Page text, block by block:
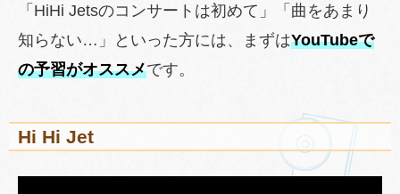
「HiHi Jetsのコンサートは初めて」「曲をあまり
知らない…」といった方には、まずはYouTubeで
の予習がオススメです。
Hi Hi Jet